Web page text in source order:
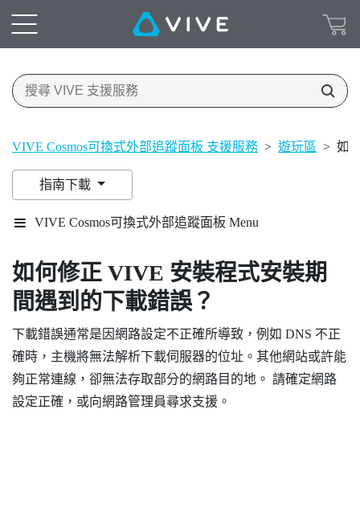
VIVE Cosmos可換式外部追蹤面板 支援服務 > 遊玩區 > 如
指南下載
VIVE Cosmos可換式外部追蹤面板 Menu
如何修正 VIVE 安裝程式安裝期
間遇到的下載錯誤？
下載錯誤通常是因網路設定不正確所導致，例如 DNS 不正
確時，主機將無法解析下載伺服器的位址。其他網站或許能
夠正常連線，卻無法存取部分的網路目的地。 請確定網路
設定正確，或向網路管理員尋求支援。